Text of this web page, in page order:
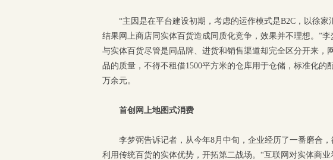
“主因是在平台建设初期，考虑的运作模式是B2C，以徐
结果网上商店同实体百货造成同质化竞争，效果并不理想。”
与实体百货尽管是同品牌、进货和销售渠道却完全区分开来，
品的质量，不得不租借1500平方米的仓库用于仓储，标准化
万余元。
首创网上地图式消费
李梦弼告诉记者，从今年8月中旬，企业经历了一番磨合
利用传统百货的实体优势，开拓第二战场。“互联网对实体商